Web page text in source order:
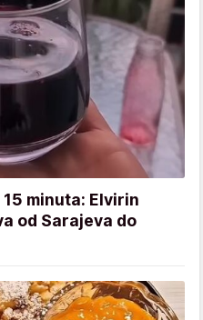
minuta: Elvirin
od Sarajeva do